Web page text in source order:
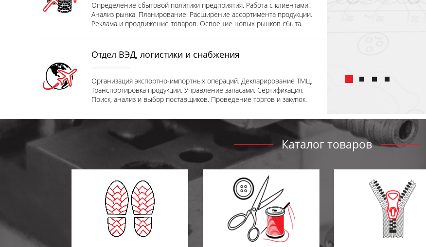
Определение сбытовой политики предприятия. Работа с клиентами.
Анализ рынка. Планирование. Расширение ассортимента продукции.
Реклама и продвижение товаров. Освоение новых рынков сбыта.
Отдел ВЭД, логистики и снабжения
Организация экспортно-импортных операций. Декларирование ТМЦ.
Транспортировка продукции. Управление запасами. Сертификация.
Поиск, анализ и выбор поставщиков. Проведение торгов и закупок.
Каталог товаров